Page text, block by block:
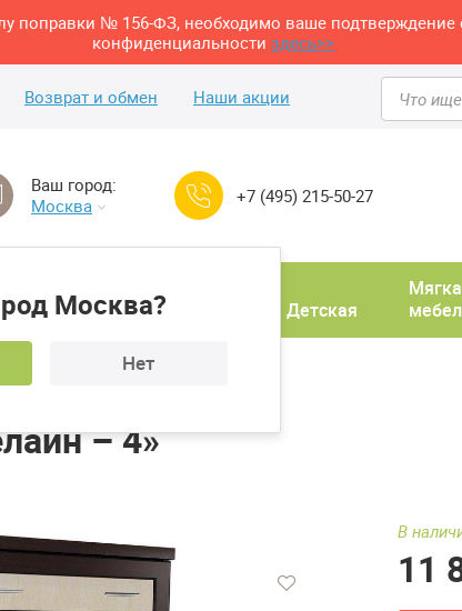
поправки № 156-ФЗ, необходимо ваше
конфиденциальности здесь>>
Возврат и обмен Наши акции
Ваш город:
Москва
Москва?
Нет
+7 (495) 215-50-27
кабинет
Детская
«Мебелайн – 4»
– 4»
В
11